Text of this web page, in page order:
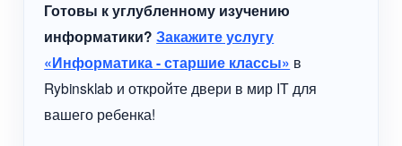
Готовы к углубленному изучению
информатики? Закажите услугу
«Информатика - старшие классы» в
Rybinsklab и откройте двери в мир IT для
вашего ребенка!